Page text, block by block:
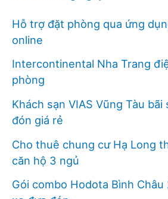
Hỗ trợ đặt phòng qua ứng
online
Intercontinental Nha Trang
phòng
Khách sạn VIAS Vũng Tàu bãi
đón giá rẻ
Cho thuê chung cư Hạ Long
căn hộ 3 ngủ
Gói combo Hodota Bình Châu